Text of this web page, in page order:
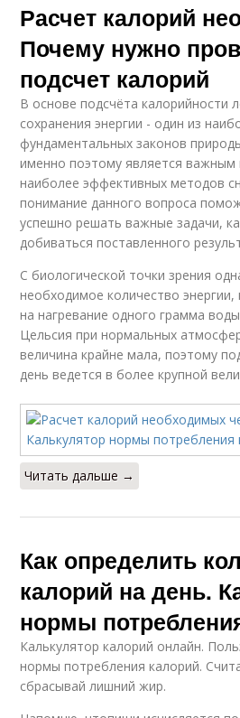
Расчет калорий
Почему нужно
подсчет калорий
В основе подсчёта калорийности
сохранения энергии - один из
фундаментальных законов
именно поэтому является
наиболее эффективных методов
понимание данного вопроса
успешно решать важные задачи,
добиваться поставленного
С биологической точки зрения
необходимое количество энергии,
на нагревание одного грамма
Цельсия при нормальных
величина крайне мала, поэтому
день ведется в более крупной
Читать дальше →
Как определить
калорий на день.
нормы
Калькулятор калорий онлайн.
нормы потребления калорий.
сбрасывай лишний жир.